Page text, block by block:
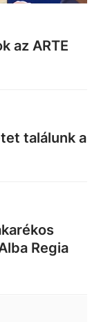
az ARTE
találunk a
Regia